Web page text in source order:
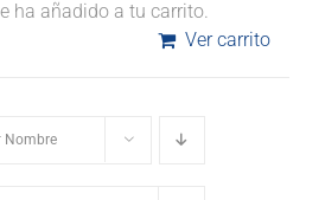
ha añadido a tu carrito.
Ver carrito
Nombre